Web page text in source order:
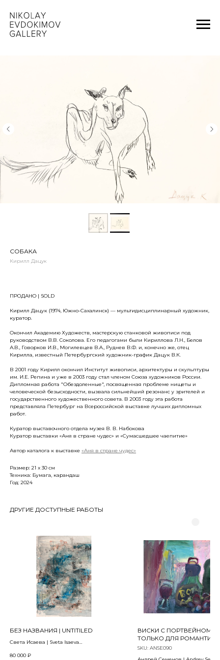
СОБАКА
Кирилл Дацук
ПРОДАНО | SOLD
Кирилл Дацук (1974, Южно-Сахалинск) — мультидисциплинарный художник,
куратор.
Окончил Академию Художеств, мастерскую станковой живописи под
руководством В.В. Соколова. Его педагогами были Кириллова Л.Н., Белов
А.В., Говорков И.В., Могилевцев В.А., Руднев В.Ф. и, конечно же, отец
Кирилла, известный Петербургский художник-график Дацук В.К.
В 2001 году Кирилл окончил Институт живописи, архитектуры и скульптуры
им. И.Е. Репина и уже в 2003 году стал членом Союза художников России.
Дипломная работа "Обездоленные", посвященная проблеме нищеты и
человеческой безысходности, вызвала сильнейший резонанс у зрителей и
государственного художественного совета. В 2003 году эта работа
представляла Петербург на Всероссийской выставке лучших дипломных
работ.
Куратор выставочного отдела музея В. В. Набокова
Куратор выставки «Аня в стране чудес» и «Сумасшедшее чаепитие»
Автор каталога к выставке «Аня в стране чудес»
Размер: 21 х 30 см
Техника: Бумага, карандаш
Год: 2024
ДРУГИЕ ДОСТУПНЫЕ РАБОТЫ
БЕЗ НАЗВАНИЯ | UNTITILED
Света Исаева | Sveta Isaeva
80 000 ₽
ВИСКИ С ПОРТВЕЙНОМ —
ТОЛЬКО ДЛЯ
WHISKEY AND PORT ARE
SKU: ANSE090